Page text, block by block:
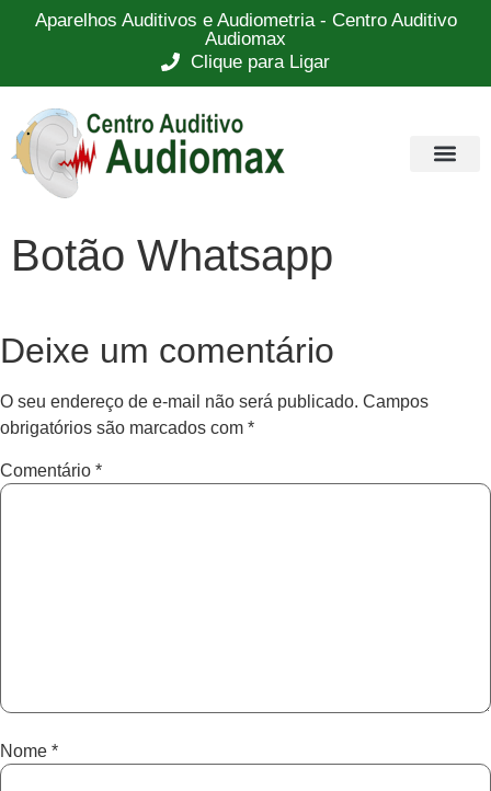
Aparelhos Auditivos e Audiometria - Centro Auditivo
Audiomax
Clique para Ligar
Botão Whatsapp
Deixe um comentário
O seu endereço de e-mail não será publicado. Campos
obrigatórios são marcados com *
Comentário *
Nome *